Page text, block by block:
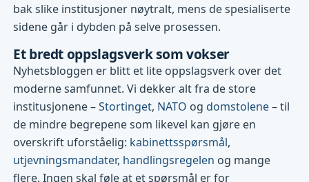
bak slike institusjoner nøytralt, mens de spesialiserte
sidene går i dybden på selve prosessen.
Et bredt oppslagsverk som vokser
Nyhetsbloggen er blitt et lite oppslagsverk over det
moderne samfunnet. Vi dekker alt fra de store
institusjonene –Stortinget, NATO ogdomstolene– til
de mindre begrepene som likevel kan gjøre en
overskrift uforståelig: kabinettsspørsmål,
utjevningsmandater, handlingsregelen og mange
flere. Ingen skal føle at et spørsmål er for